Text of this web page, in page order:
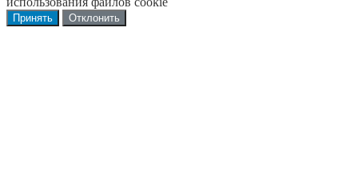
Принять Отклонить